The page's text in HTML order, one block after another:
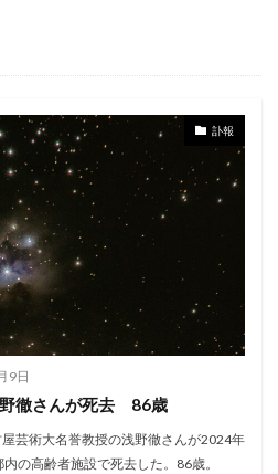
訃報
9日
徹さんが死去 86歳
芸術大名誉教授の浅野徹さんが2024年
内の高齢者施設で死去した。86歳。